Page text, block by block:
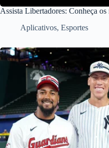
Assista Libertadores: Conheça
Aplicativos, Esportes